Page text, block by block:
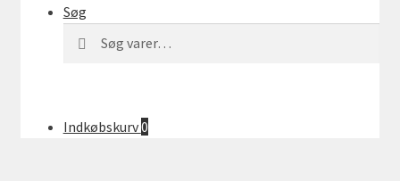
Søg
Indkøbskurv0